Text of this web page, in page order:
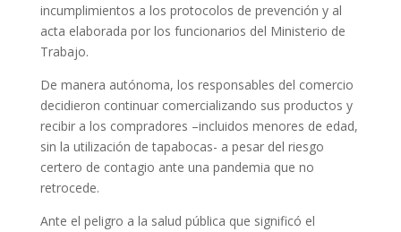
incumplimientos a los protocolos de prevención y al
acta elaborada por los funcionarios del Ministerio de
Trabajo.
De manera autónoma, los responsables del comercio
decidieron continuar comercializando sus productos y
recibir a los compradores –incluidos menores de edad,
sin la utilización de tapabocas- a pesar del riesgo
certero de contagio ante una pandemia que no
retrocede.
Ante el peligro a la salud pública que significó el